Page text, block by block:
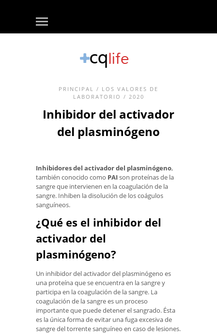
PRINCIPAL / LOS VALORES DE
LABORATORIO / 2020
Inhibidor del activador
del plasminógeno
Inhibidores del activador del plasminógeno,
también conocido como PAIson proteínas de la
sangre que intervienen en la coagulación de la
sangre. Inhiben la disolución de los coágulos
sanguíneos.
¿Qué es el inhibidor del
activador del
plasminógeno?
Un inhibidor del activador del plasminógeno es
una proteína que se encuentra en la sangre y
participa en la coagulación de la sangre. La
coagulación de la sangre es un proceso
importante que puede detener el sangrado. Ésta
es la única forma de evitar una fuga excesiva de
sangre del torrente sanguíneo en caso de lesiones.